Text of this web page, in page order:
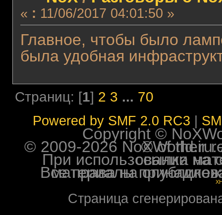
« : 11/06/2017 04:01:50 »
Главное, чтобы было
была удобная
Страниц: [1] 2 3 ... 70
Powered by SMF 2.0 RC3
Copyright ©
© 2009-2026 NoXWorld.ru. All
При использовании
Все права на опубликованные на форуме
Страница